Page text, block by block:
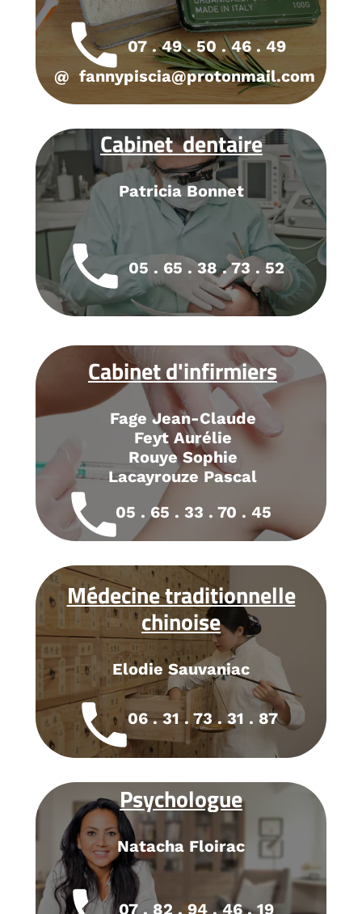
Cabinet d'infirmiers
Fage Jean-Claude
Feyt Aurélie
Rouye Sophie
Lacayrouze Pascal
Cabinet dentaire
Patricia Bonnet
local_phone
local_phone
05 . 65 . 33 . 70 . 45
05 . 65 . 38 . 73 . 52
Psychologue
Natacha Floirac
Médecine traditionnelle
chinoise
Elodie Sauvaniac
local_phone
07 . 82 . 94 . 46 . 19
06 . 31 . 73 . 31 . 87
local_phone07 . 49 . 50 . 46 . 49
@ fannypiscia@protonmail.com